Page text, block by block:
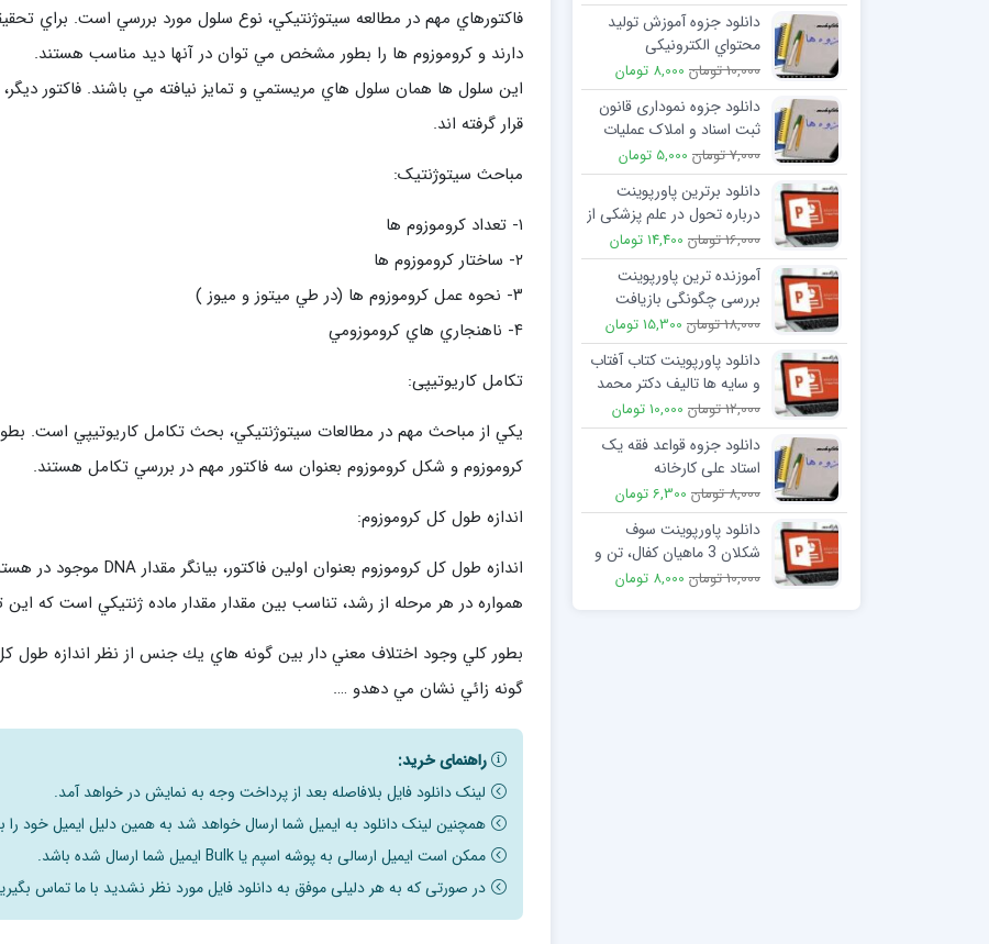
فاكتورهاي مهم در مطالعه سيتوژنتيكي، نوع سلول مورد بررسي است. براي
دارند و كروموزوم ها را بطور مشخص مي توان در آنها ديد مناسب هستند.
اين سلول ها همان سلول هاي مريستمي و تمايز نيافته مي باشند. فاكتور
قرار گرفته اند.
مباحث سیتوژنتیک:
۱- تعداد کروموزوم ها
۲- ساختار کروموزوم ها
۳- نحوه عمل کروموزوم ها (در طي ميتوز و ميوز )
۴- ناهنجاري هاي کروموزومي
تکامل کاریوتیپی:
يكي از مباحث مهم در مطالعات سيتوژنتيكي، بحث تكامل كاريوتيپي است.
كروموزوم و شكل كروموزوم بعنوان سه فاكتور مهم در بررسي تكامل هستند.
اندازه طول کل کروموزوم:
همواره در هر مرحله از رشد، تناسب بين مقدار مقدار ماده ژنتيكي است كه
گونه زائي نشان مي دهدو ….
راهنمای خرید:
لینک دانلود فایل بلافاصله بعد از پرداخت وجه به نمایش در خواهد آمد.
همچنین لینک دانلود به ایمیل شما ارسال خواهد شد به همین دلیل ایمیل خود را
ممکن است ایمیل ارسالی به پوشه اسپم یا Bulk ایمیل شما ارسال شده باشد.
در صورتی که به هر دلیلی موفق به دانلود فایل مورد نظر نشدید با ما تماس
دانلود جزوه آموزش تولید
محتواي الکترونیکی
10,000 تومان 8,000 تومان
دانلود جزوه نموداری قانون
ثبت اسناد و املاک عملیات
مقدماتی ثبت اعتراض بر
حدود
7,000 تومان 5,000 تومان
دانلود برترین پاورپوینت
درباره تحول در علم پزشكی از
طریق اكتشاف NIH
16,000 تومان 14,400 تومان
آموزنده ترین پاورپوینت
بررسی چگونگی بازیافت
سنگ ساختمانی
18,000 تومان 15,300 تومان
دانلود پاورپوینت کتاب آفتاب
و سایه ها تالیف دکتر محمد
تقی فعالی
12,000 تومان 10,000 تومان
دانلود جزوه قواعد فقه یک
استاد علی کارخانه
8,000 تومان 6,300 تومان
دانلود پاورپوینت سوف
شکلان 3 ماهیان کفال، تن و
نیزه ماهی
10,000 تومان 8,000 تومان